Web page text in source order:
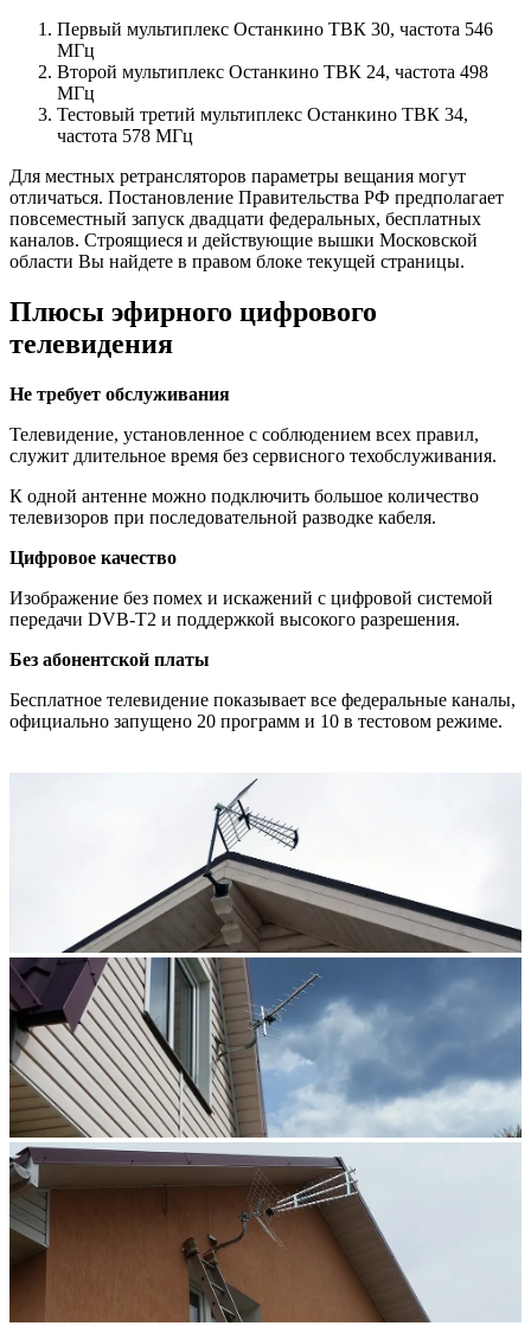
Первый мультиплекс Останкино ТВК 30, частота 546
МГц
Второй мультиплекс Останкино ТВК 24, частота 498
МГц
Тестовый третий мультиплекс Останкино ТВК 34,
частота 578 МГц
Для местных ретрансляторов параметры вещания могут
отличаться. Постановление Правительства РФ предполагает
повсеместный запуск двадцати федеральных, бесплатных
каналов. Строящиеся и действующие вышки Московской
области Вы найдете в правом блоке текущей страницы.
Плюсы эфирного цифрового
телевидения
Не требует обслуживания
Телевидение, установленное с соблюдением всех правил,
служит длительное время без сервисного техобслуживания.
К одной антенне можно подключить большое количество
телевизоров при последовательной разводке кабеля.
Цифровое качество
Изображение без помех и искажений с цифровой системой
передачи DVB-T2 и поддержкой высокого разрешения.
Без абонентской платы
Бесплатное телевидение показывает все федеральные каналы,
официально запущено 20 программ и 10 в тестовом режиме.